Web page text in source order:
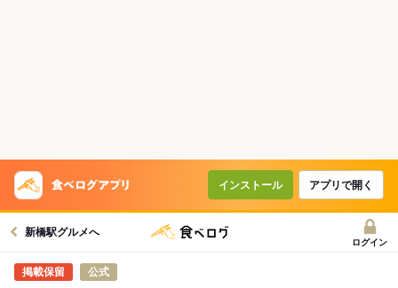
インストール アプリで開く
新橋駅グルメへ
ログイン
公式